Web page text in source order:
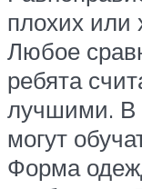
плохих или
Любое
ребята
лучшими. В
могут
Форма